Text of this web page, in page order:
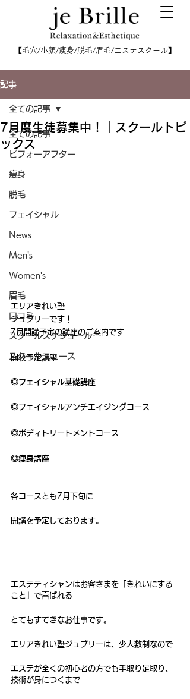
【毛穴/小顔/痩身/脱毛/眉毛/エステスクール】
記事
全ての記事
ビフォーアフター
痩身
脱毛
フェイシャル
News
Men's
Women's
眉毛
口コミ
スクールスケジュール
スクールニュース
全ての記事
7月度生徒募集中！｜スクールトピ
ックス
エリアきれい塾
ジュブリーです！
7月開講予定の講座のご案内です
開校予定講座
◎フェイシャル基礎講座
◎フェイシャルアンチエイジングコース
◎ボディトリートメントコース
◎痩身講座
各コースとも7月下旬に
開講を予定しております。
エステティシャンはお客さまを「きれいにする
こと」で喜ばれる
とてもすてきなお仕事です。
エリアきれい塾ジュブリーは、少人数制なので
エステが全くの初心者の方でも手取り足取り、
技術が身につくまで